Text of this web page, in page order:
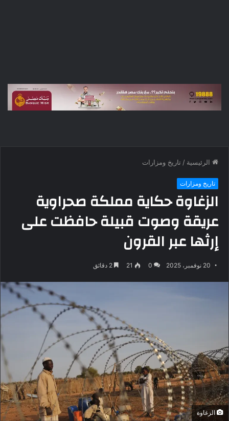
الرئيسية / تاريخ ومزارات
تاريخ ومزارات
الزغاوة حكاية مملكة صحراوية
عريقة وصوت قبيلة حافظت على
إرثها عبر القرون
20 نوفمبر، 2025 0
21
الزغاوة